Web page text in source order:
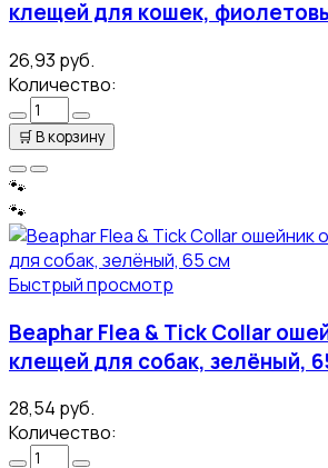
клещей для кошек,
26,93 руб.
Количество:
🛒В корзину
🐾
🐾
Быстрый просмотр
Beaphar Flea & Tick Collar
клещей для собак, зелёный,
28,54 руб.
Количество: